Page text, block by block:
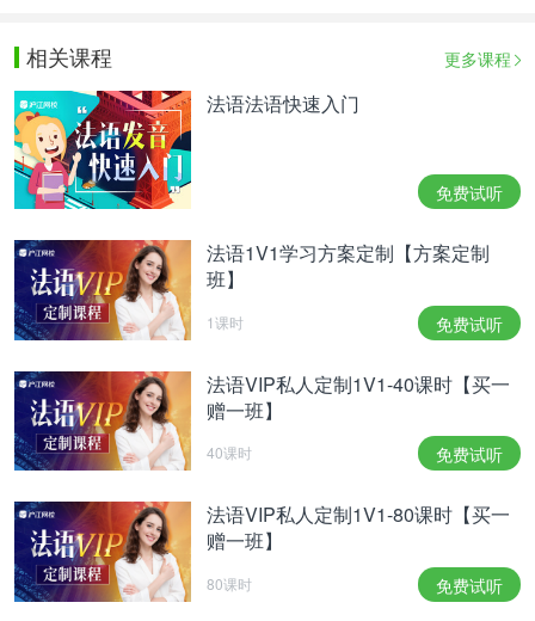
相关课程 更多课程
法语法语快速入门
免费试听
法语1V1学习方案定制【方案定制
班】
1课时 免费试听
法语VIP私人定制1V1-40课时【买一
赠一班】
40课时 免费试听
法语VIP私人定制1V1-80课时【买一
赠一班】
80课时 免费试听